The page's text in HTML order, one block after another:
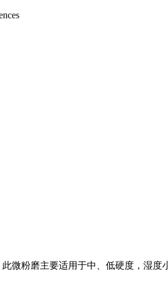
微粉磨主要适用于中、低硬度，湿